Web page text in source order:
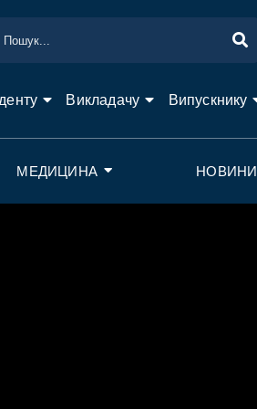
Викладачу Випускнику
МЕДИЦИНА НОВИНИ